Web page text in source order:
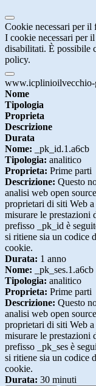
Cookie necessari per il
I cookie necessari per
disabilitati. È possibile
policy.
www.icplinioilvecchio-
Nome
Tipologia
Proprieta
Descrizione
Durata
Nome: _pk_id.1.a6cb
Tipologia: analitico
Proprieta: Prime parti
Descrizione: Questo
analisi web open
proprietari di siti Web
misurare le
prefisso _pk_id è
si ritiene sia un codice
cookie.
Durata: 1 anno
Nome: _pk_ses.1.a6cb
Tipologia: analitico
Proprieta: Prime parti
Descrizione: Questo
analisi web open
proprietari di siti Web
misurare le
prefisso _pk_ses è
si ritiene sia un codice
cookie.
Durata: 30 minuti